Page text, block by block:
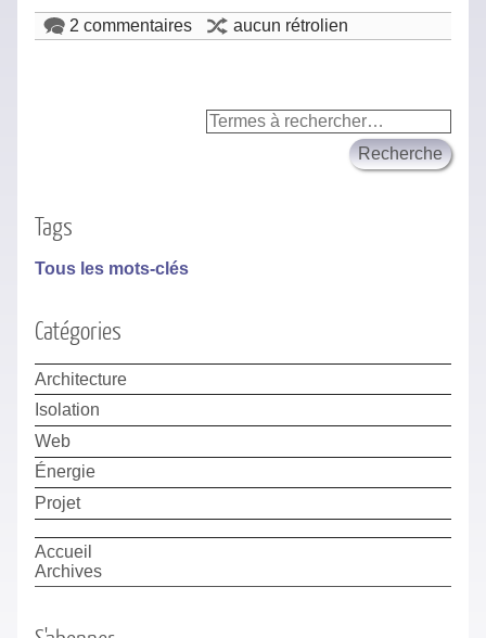
2 commentaires aucun rétrolien
Tags
Tous les mots-clés
Catégories
Architecture
Isolation
Web
Énergie
Projet
Accueil
Archives